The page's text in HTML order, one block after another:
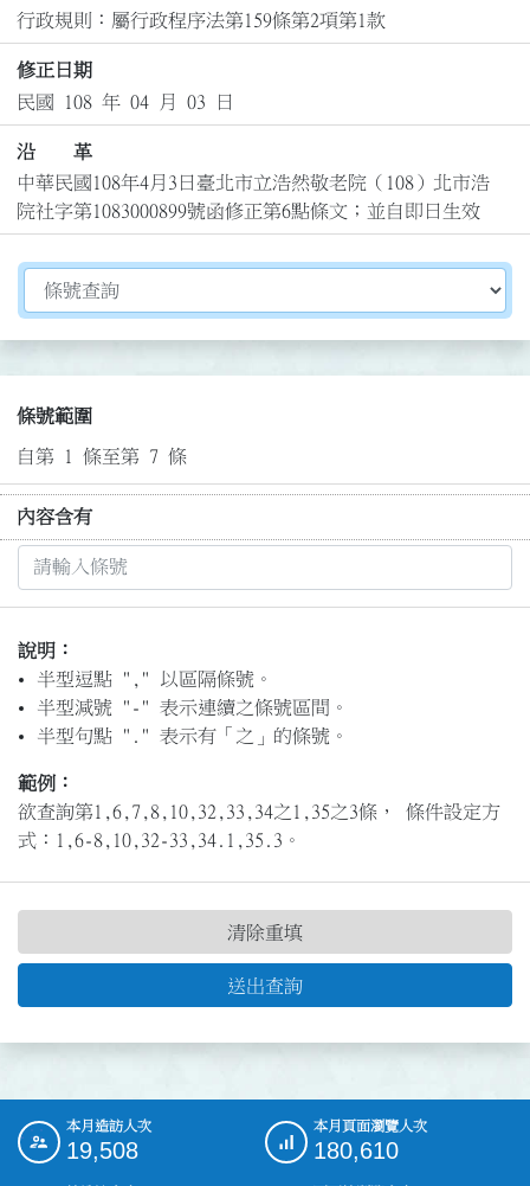
行政規則：屬行政程序法第159條第2項第1款
修正日期
民國 108 年 04 月 03 日
沿 革
中華民國108年4月3日臺北市立浩然敬老院（108）北市浩
院社字第1083000899號函修正第6點條文；並自即日生效
切換選擇法規資訊內容
條號範圍
自第 1 條至第 7 條
內容含有
說明：
半型逗點 "," 以區隔條號。
半型減號 "-" 表示連續之條號區間。
半型句點 "." 表示有「之」的條號。
範例：
欲查詢第1,6,7,8,10,32,33,34之1,35之3條， 條件設定方
式：1,6-8,10,32-33,34.1,35.3。
送出查詢
清除重填
::: 本月造訪人次
19,508
本月頁面瀏覽人次
180,610